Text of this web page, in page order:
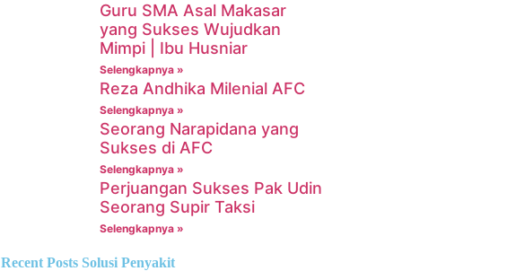
Guru SMA Asal Makasar
yang Sukses Wujudkan
Mimpi | Ibu Husniar
Selengkapnya »
Reza Andhika Milenial AFC
Selengkapnya »
Seorang Narapidana yang
Sukses di AFC
Selengkapnya »
Perjuangan Sukses Pak Udin
Seorang Supir Taksi
Selengkapnya »
Recent Posts Solusi Penyakit